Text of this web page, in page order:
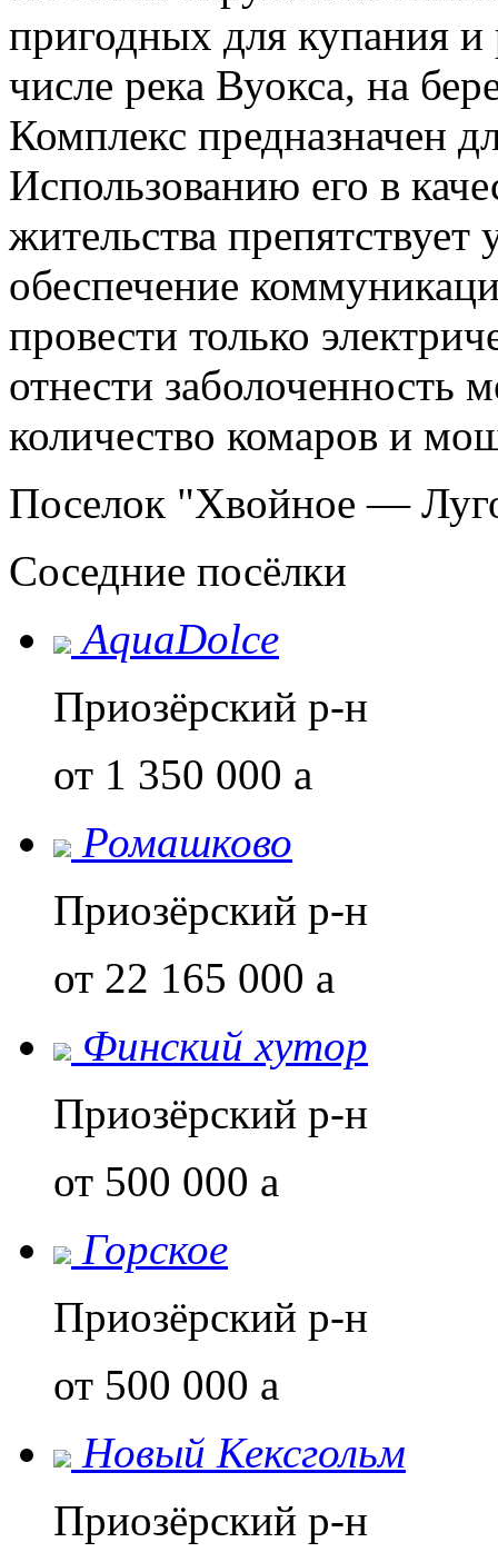
пригодных для купания
числе река Вуокса, на
Комплекс предназначен
Использованию его в
жительства препятствует
обеспечение
провести только
отнести заболоченность
количество комаров и
Поселок "Хвойное —
Соседние посёлки
AquaDolce
Приозёрский р-н
от 1 350 000 a
Ромашково
Приозёрский р-н
от 22 165 000 a
Финский хутор
Приозёрский р-н
от 500 000 a
Горское
Приозёрский р-н
от 500 000 a
Новый Кексгольм
Приозёрский р-н